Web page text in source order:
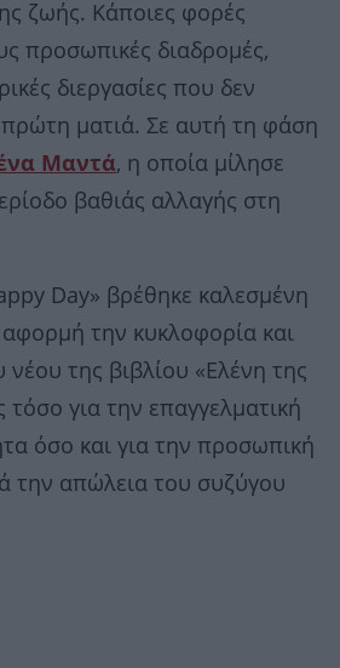
ζωής. Κάποιες φορές
προσωπικές διαδρομές,
διεργασίες που δεν
πρώτη ματιά. Σε αυτή τη φάση
Μαντά, η οποία μίλησε
βαθιάς αλλαγής στη
Day» βρέθηκε καλεσμένη
την κυκλοφορία και
νέου της βιβλίου «Ελένη της
τόσο για την επαγγελματική
όσο και για την προσωπική
την απώλεια του συζύγου